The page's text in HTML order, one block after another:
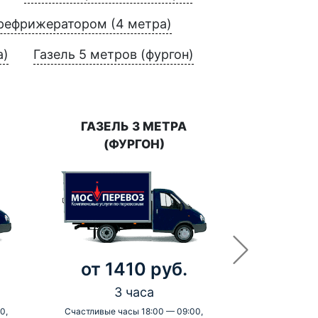
(4 метра)
Газель 5 метров (фургон)
ГАЗЕЛЬ 3 МЕТРА
(ФУРГОН)
от 1410 руб.
3 часа
Счастливые часы 18:00 — 09:00,